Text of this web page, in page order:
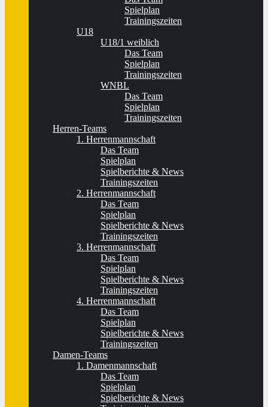
Spielplan
Trainingszeiten
U18
U18/1 weiblich
Das Team
Spielplan
Trainingszeiten
WNBL
Das Team
Spielplan
Trainingszeiten
Herren-Teams
1. Herrenmannschaft
Das Team
Spielplan
Spielberichte & News
Trainingszeiten
2. Herrenmannschaft
Das Team
Spielplan
Spielberichte & News
Trainingszeiten
3. Herrenmannschaft
Das Team
Spielplan
Spielberichte & News
Trainingszeiten
4. Herrenmannschaft
Das Team
Spielplan
Spielberichte & News
Trainingszeiten
Damen-Teams
1. Damenmannschaft
Das Team
Spielplan
Spielberichte & News